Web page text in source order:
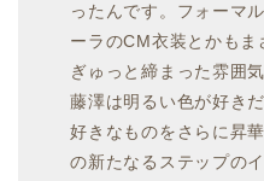
ったんです。フォーマ
ーラのCM衣装とかも
ぎゅっと締まった雰囲
藤澤は明るい色が好き
好きなものをさらに昇
の新たなるステップの